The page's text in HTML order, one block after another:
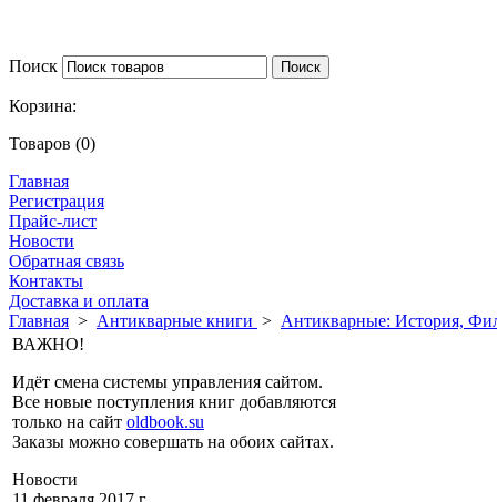
Поиск
Корзина:
Товаров (0)
Главная
Регистрация
Прайс-лист
Новости
Обратная связь
Контакты
Доставка и оплата
Главная > Антикварные книги > Антикварные: История,
ВАЖНО!
Идёт смена системы управления сайтом.
Все новые поступления книг добавляются
только на сайт oldbook.su
Заказы можно совершать на обоих сайтах.
Новости